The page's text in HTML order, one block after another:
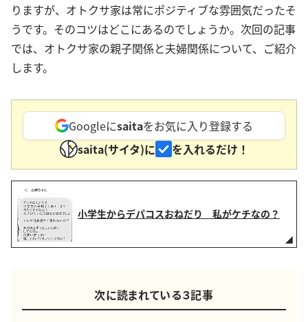
りますが、オトクサ家は常にポジティブな雰囲気だったそ
うです。そのコツはどこにあるのでしょうか。次回の記事
では、オトクサ家の親子関係と夫婦関係について、ご紹介
します。
Googleにsaitaをお気に入り登録する
saita(サイタ)に
を入れるだけ！
小学生からデパコスおねだり 私がケチなの？
次に読まれている３記事